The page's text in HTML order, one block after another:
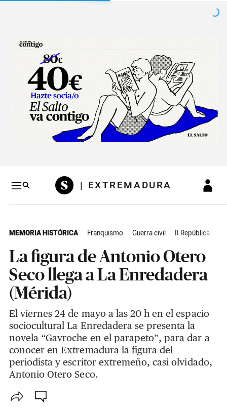
Salto a navegación
| EXTREMADURA
MEMORIA HISTÓRICA Franquismo Guerra civil II República
La figura de Antonio Otero
Seco llega a La Enredadera
(Mérida)
El viernes 24 de mayo a las 20 h en el espacio
sociocultural La Enredadera se presenta la
novela “Gavroche en el parapeto”, para dar a
conocer en Extremadura la figura del
periodista y escritor extremeño, casi olvidado,
Antonio Otero Seco.